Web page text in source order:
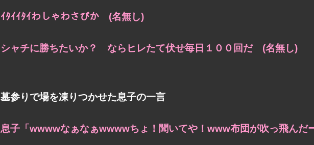
ｲﾀｲｲﾀｲわしゃわさびか (名無し)
シャチに勝ちたいか？ ならヒレたて伏せ毎日１００回だ (名無し)
墓参りで場を凍りつかせた息子の一言
息子「wwwwなぁなぁwwwwちょ！聞いてや！www布団が吹っ飛ん